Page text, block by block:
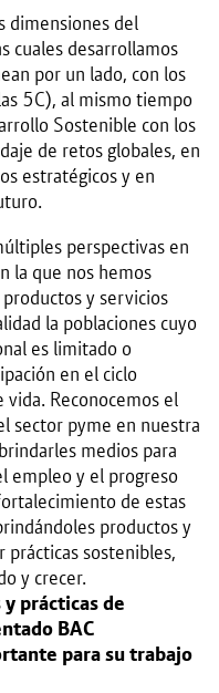
dimensiones del
cuales desarrollamos
por un lado, con los
5C), al mismo tiempo
Sostenible con los
de retos globales, en
estratégicos y en
perspectivas en
la que nos hemos
y servicios
la poblaciones cuyo
es limitado o
en el ciclo
Reconocemos el
sector pyme en nuestra
medios para
empleo y el progreso
de estas
productos y
sostenibles,
y crecer.
prácticas de
BAC
para su trabajo